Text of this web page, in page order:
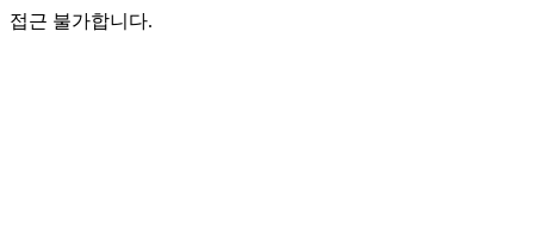
접근 불가합니다.